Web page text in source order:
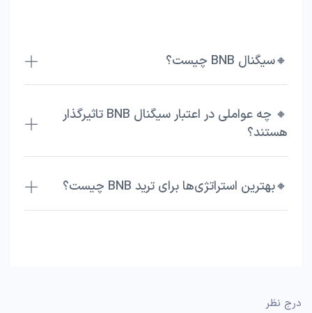
🔸سیگنال BNB چیست؟
🔸 چه عواملی در اعتبار سیگنال BNB تاثیرگذار
هستند؟
🔸بهترین استراتژی‌ها برای ترید BNB چیست؟
درج نظر